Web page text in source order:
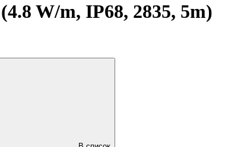
W/m, IP68, 2835, 5m)